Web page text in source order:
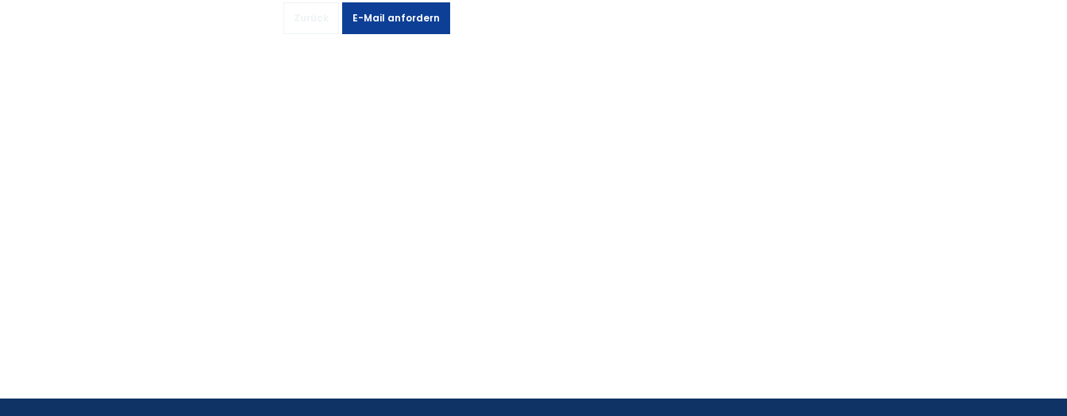
E-Mail anfordern